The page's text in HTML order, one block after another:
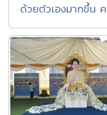
ด้วยตัวเองมากขึ้น